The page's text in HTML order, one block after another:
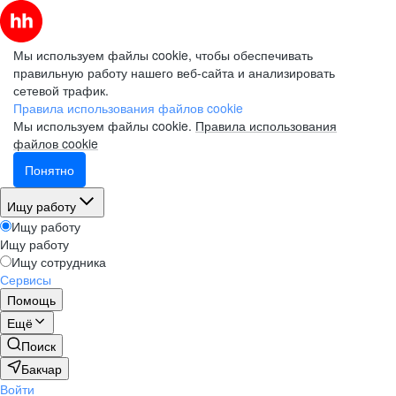
Мы используем файлы cookie, чтобы обеспечивать
правильную работу нашего веб-сайта и анализировать
сетевой трафик.
Правила использования файлов cookie
Мы используем файлы cookie. Правила использования
файлов cookie
Понятно
Ищу работу
Ищу работу
Ищу работу
Ищу сотрудника
Сервисы
Помощь
Ещё
Поиск
Бакчар
Войти